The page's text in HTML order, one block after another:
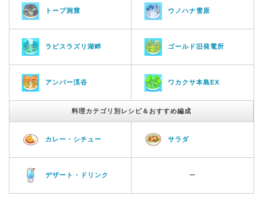
トープ洞窟 ウノハナ雪原
ラピスラズリ湖畔 ゴールド旧発電所
アンバー渓谷 ワカクサ本島EX
料理カテゴリ別レシピ＆おすすめ編成
カレー・シチュー サラダ
デザート・ドリンク ー